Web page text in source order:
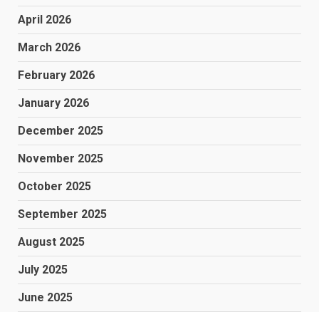
April 2026
March 2026
February 2026
January 2026
December 2025
November 2025
October 2025
September 2025
August 2025
July 2025
June 2025